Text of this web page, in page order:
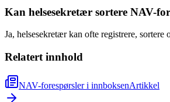
Kan helsesekretær sortere NAV-
Ja, helsesekretær kan ofte registrere,
Relatert innhold
NAV-forespørsler i innboksenArtikkel